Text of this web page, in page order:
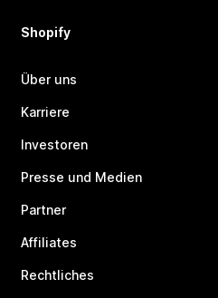
Shopify
Über uns
Karriere
Investoren
Presse und Medien
Partner
Affiliates
Rechtliches